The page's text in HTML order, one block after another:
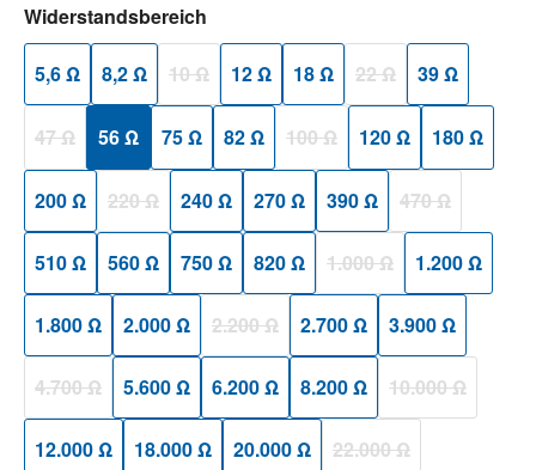
Widerstandsbereich
5,6 Ω 8,2 Ω 10 Ω(Diese Option ist zurzeit nicht verfügbar.)
12 Ω 18 Ω 22 Ω(Diese Option ist
39 Ω
47 Ω(Diese Option ist zurzeit nicht verfügbar.)
56 Ω 75 Ω 82 Ω 100 Ω(Diese Option ist zurzeit nicht
120 Ω 180 Ω
200 Ω 220 Ω(Diese Option ist zurzeit nicht verfügbar.)
240 Ω 270 Ω 390 Ω 470 Ω(Diese Option
510 Ω 560 Ω 750 Ω 820 Ω 1.000 Ω(Diese Option ist zurzeit
1.200 Ω
1.800 Ω 2.000 Ω 2.200 Ω(Diese Option ist zurzeit nicht verfügbar.)
2.700 Ω 3.900 Ω
4.700 Ω(Diese Option ist zurzeit nicht verfügbar.)
5.600 Ω 6.200 Ω 8.200 Ω 10.000 Ω(Diese Option
12.000 Ω 18.000 Ω 20.000 Ω 22.000 Ω(Diese Option ist